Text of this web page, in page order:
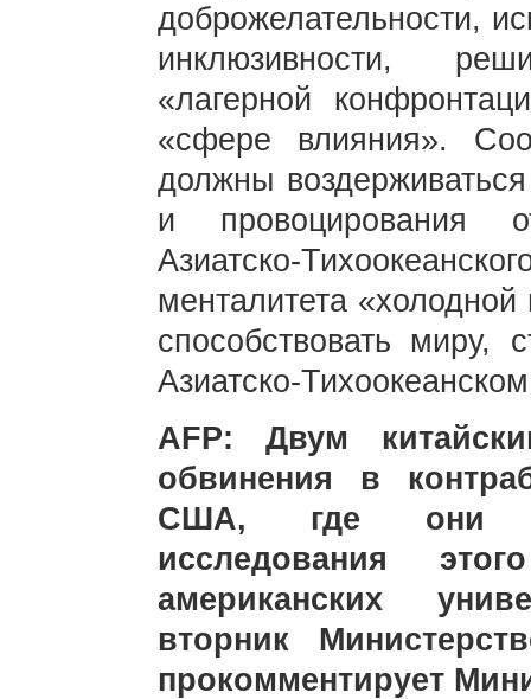
доброжелательности,
инклюзивности,
«лагерной
«сфере влияния».
должны
и провоцирования
Азиатско-
менталитета
способствовать миру,
Азиатско-
AFP: Двум
обвинения в
США, где они
исследования
американских
вторник
прокомментирует